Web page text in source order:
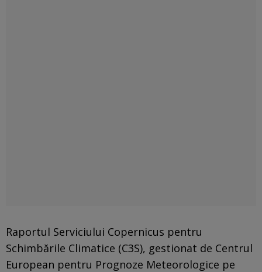
Raportul Serviciului Copernicus pentru
Schimbările Climatice (C3S), gestionat de Centrul
European pentru Prognoze Meteorologice pe